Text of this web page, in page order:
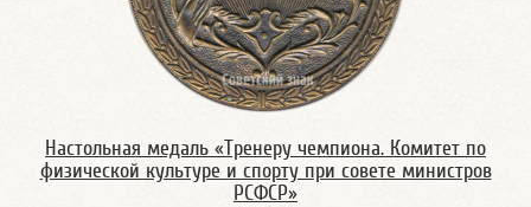
Настольная медаль «Тренеру чемпиона. Комитет по
физической культуре и спорту при совете министров
РСФСР»